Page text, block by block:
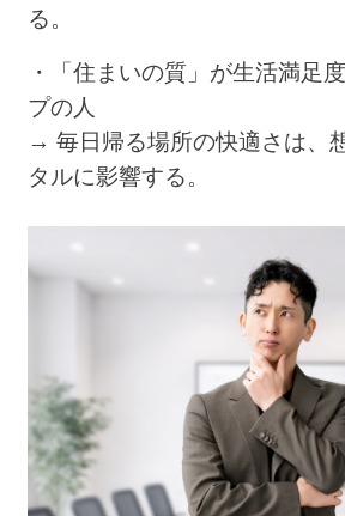
る。
・「住まいの質」が生活満足
プの人
→ 毎日帰る場所の快適さは、
タルに影響する。